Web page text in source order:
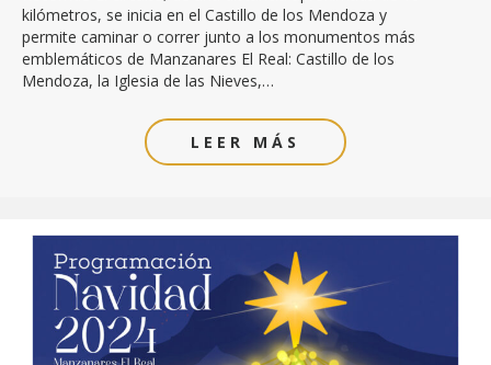
kilómetros, se inicia en el Castillo de los Mendoza y
permite caminar o correr junto a los monumentos más
emblemáticos de Manzanares El Real: Castillo de los
Mendoza, la Iglesia de las Nieves,…
LEER MÁS